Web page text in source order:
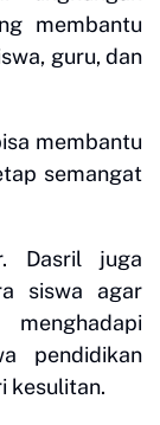
membantu
guru, dan
membantu
semangat
Dasril juga
siswa agar
pendidikan
kesulitan.